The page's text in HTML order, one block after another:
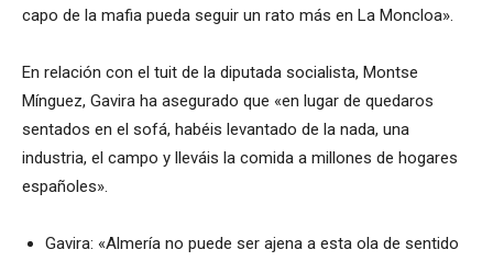
capo de la mafia pueda seguir un rato más en La Moncloa».
En relación con el tuit de la diputada socialista, Montse
Mínguez, Gavira ha asegurado que «en lugar de quedaros
sentados en el sofá, habéis levantado de la nada, una
industria, el campo y lleváis la comida a millones de hogares
españoles».
Gavira: «Almería no puede ser ajena a esta ola de sentido